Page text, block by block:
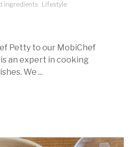
ingredients
Lifestyle
Petty to our MobiChef
an expert in cooking
We ...